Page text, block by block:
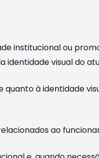
institucional ou
visual do
quanto à identidade
ao